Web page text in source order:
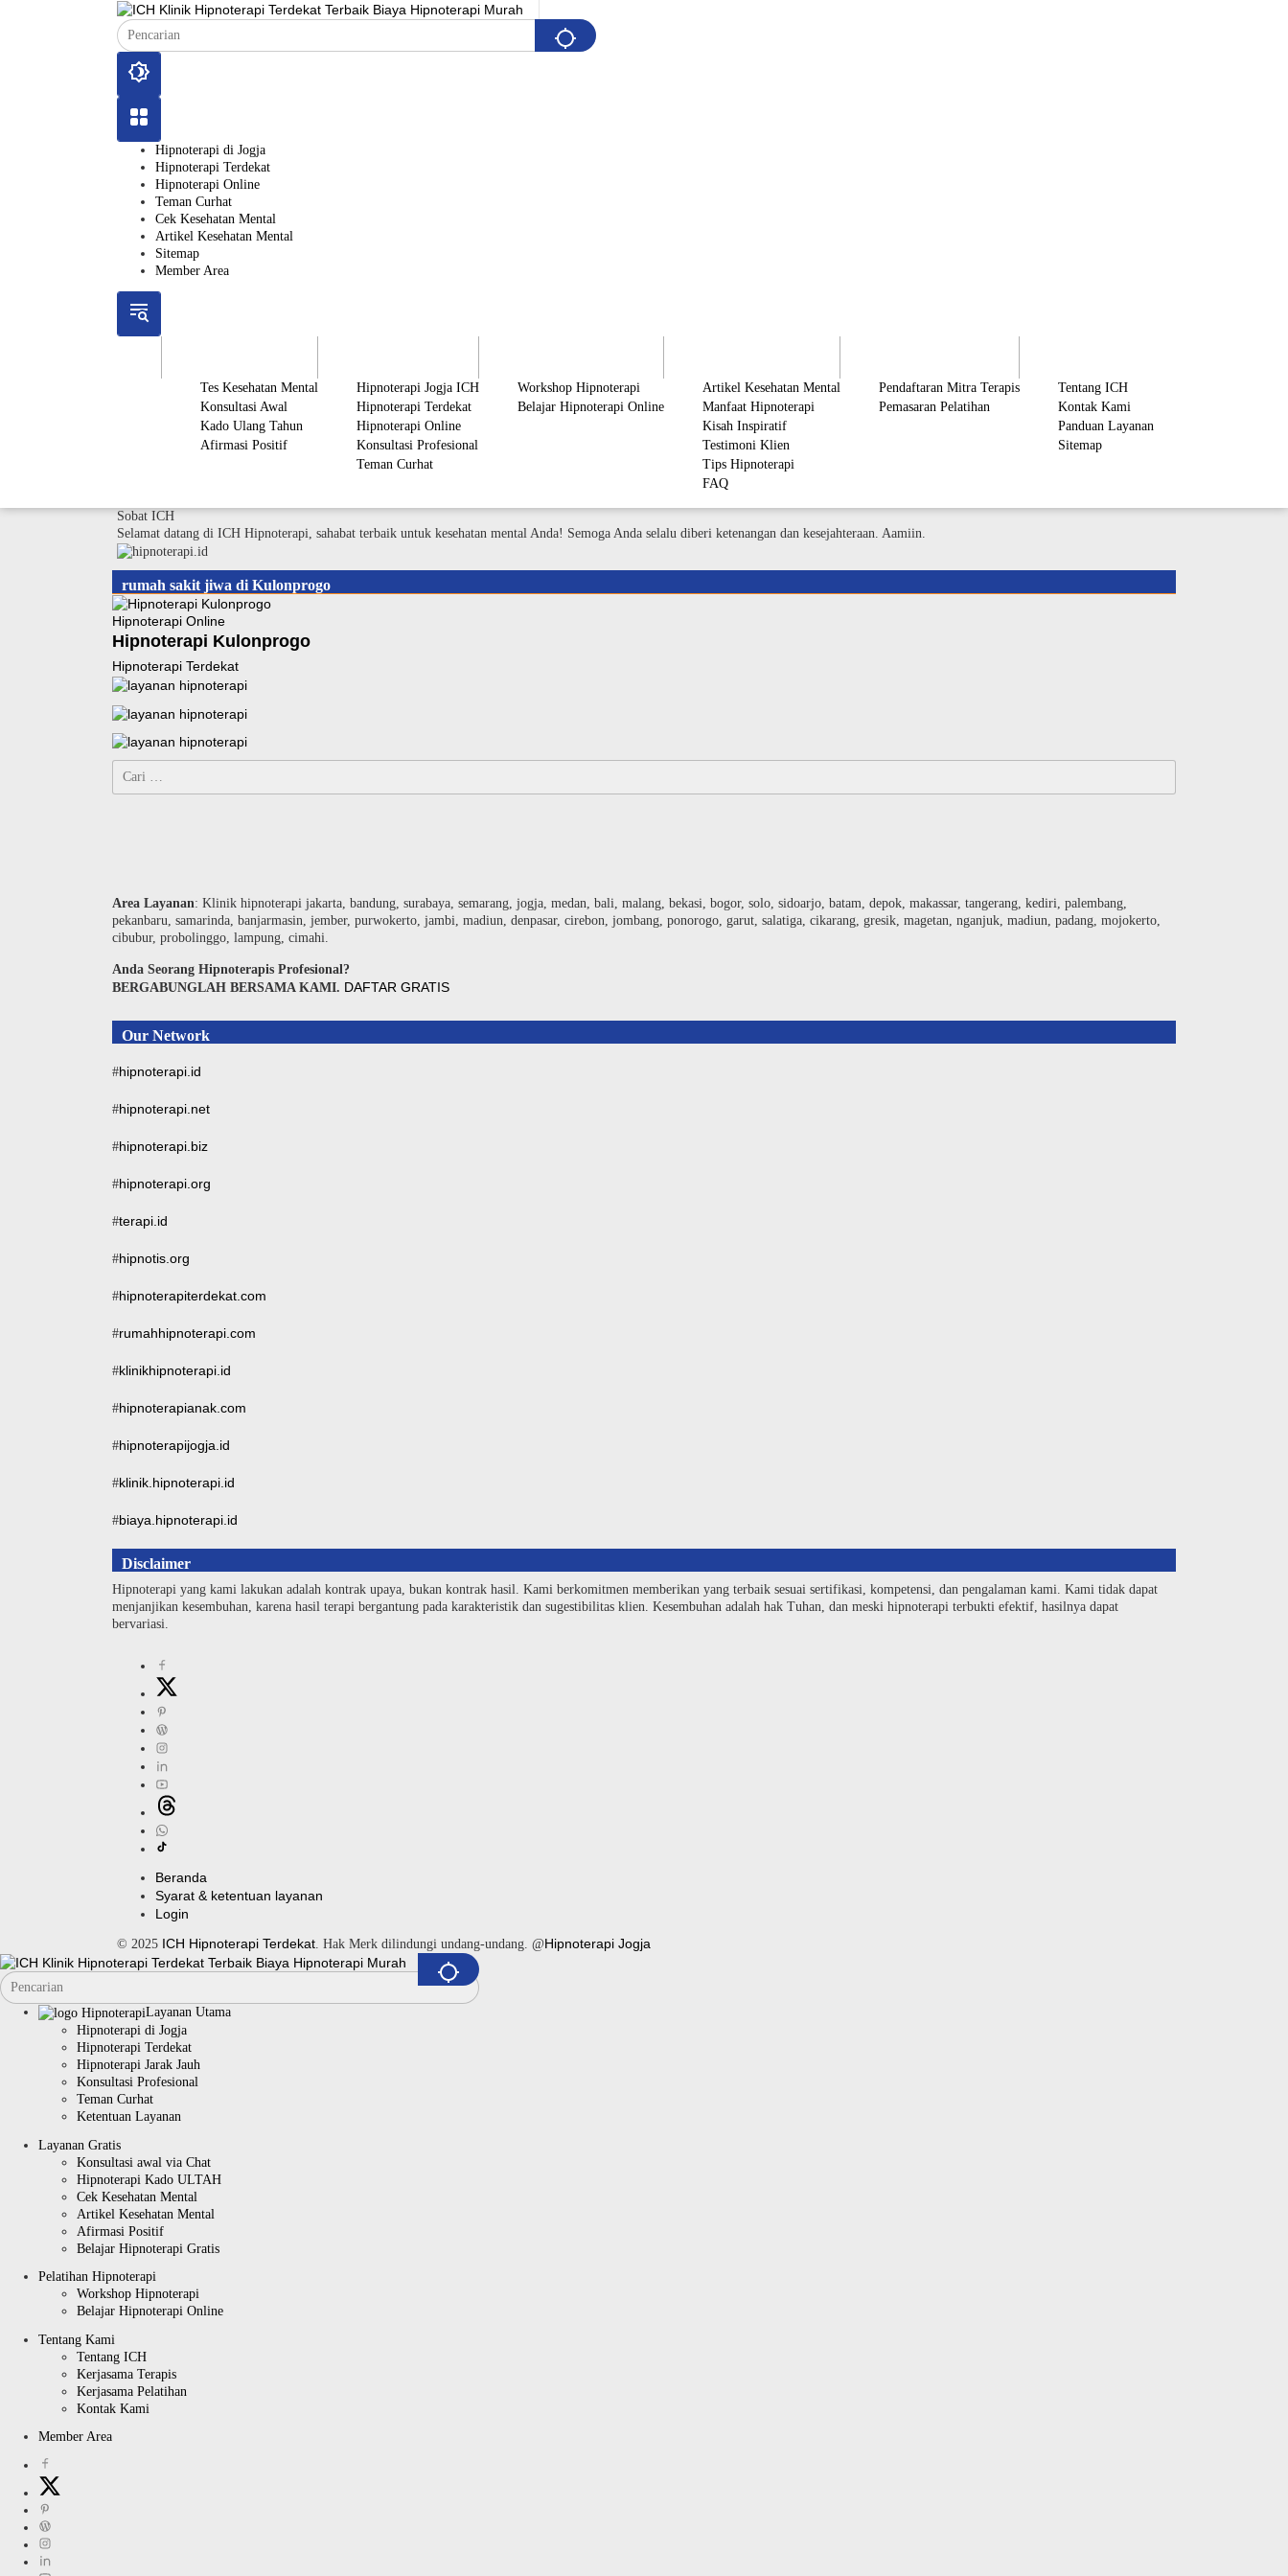
Hipnoterapi di Jogja
Hipnoterapi Terdekat
Hipnoterapi Online
Teman Curhat
Cek Kesehatan Mental
Artikel Kesehatan Mental
Sitemap
Member Area
Tes Kesehatan Mental
Konsultasi Awal
Kado Ulang Tahun
Afirmasi Positif
Hipnoterapi Jogja ICH
Hipnoterapi Terdekat
Hipnoterapi Online
Konsultasi Profesional
Teman Curhat
Workshop Hipnoterapi
Belajar Hipnoterapi Online
Artikel Kesehatan Mental
Manfaat Hipnoterapi
Kisah Inspiratif
Testimoni Klien
Tips Hipnoterapi
FAQ
Pendaftaran Mitra Terapis
Pemasaran Pelatihan
Tentang ICH
Kontak Kami
Panduan Layanan
Sitemap
Sobat ICH
Selamat datang di ICH Hipnoterapi, sahabat terbaik untuk kesehatan mental Anda! Semoga Anda selalu diberi ketenangan dan kesejahteraan. Aamiin.
rumah sakit jiwa di Kulonprogo
Hipnoterapi Online
Hipnoterapi Kulonprogo
Hipnoterapi Terdekat
untuk:
Area Layanan: Klinik hipnoterapi jakarta, bandung, surabaya, semarang, jogja, medan, bali, malang, bekasi, bogor, solo, sidoarjo, batam, depok, makassar, tangerang, kediri, palembang,
pekanbaru, samarinda, banjarmasin, jember, purwokerto, jambi, madiun, denpasar, cirebon, jombang, ponorogo, garut, salatiga, cikarang, gresik, magetan, nganjuk, madiun, padang, mojokerto,
cibubur, probolinggo, lampung, cimahi.
Anda Seorang Hipnoterapis Profesional?
BERGABUNGLAH BERSAMA KAMI. DAFTAR GRATIS
Our Network
#hipnoterapi.id
#hipnoterapi.net
#hipnoterapi.biz
#hipnoterapi.org
#terapi.id
#hipnotis.org
#hipnoterapiterdekat.com
#rumahhipnoterapi.com
#klinikhipnoterapi.id
#hipnoterapianak.com
#hipnoterapijogja.id
#klinik.hipnoterapi.id
#biaya.hipnoterapi.id
Disclaimer
Hipnoterapi yang kami lakukan adalah kontrak upaya, bukan kontrak hasil. Kami berkomitmen memberikan yang terbaik sesuai sertifikasi, kompetensi, dan pengalaman kami. Kami tidak dapat
menjanjikan kesembuhan, karena hasil terapi bergantung pada karakteristik dan sugestibilitas klien. Kesembuhan adalah hak Tuhan, dan meski hipnoterapi terbukti efektif, hasilnya dapat
bervariasi.
Beranda
Syarat & ketentuan layanan
Login
© 2025 ICH Hipnoterapi Terdekat . Hak Merk dilindungi undang-undang. @Hipnoterapi Jogja
Layanan Utama
Hipnoterapi di Jogja
Hipnoterapi Terdekat
Hipnoterapi Jarak Jauh
Konsultasi Profesional
Teman Curhat
Ketentuan Layanan
Layanan Gratis
Konsultasi awal via Chat
Hipnoterapi Kado ULTAH
Cek Kesehatan Mental
Artikel Kesehatan Mental
Afirmasi Positif
Belajar Hipnoterapi Gratis
Pelatihan Hipnoterapi
Workshop Hipnoterapi
Belajar Hipnoterapi Online
Tentang Kami
Tentang ICH
Kerjasama Terapis
Kerjasama Pelatihan
Kontak Kami
Member Area